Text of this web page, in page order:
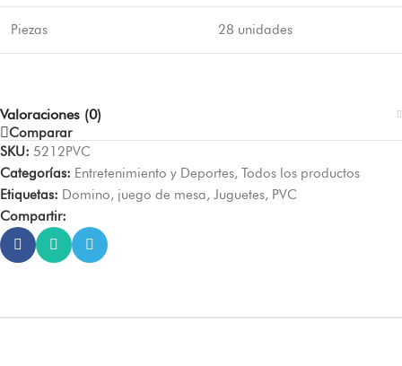
Piezas 28 unidades
Valoraciones (0)
Comparar
SKU: 5212PVC
Categorías: Entretenimiento y Deportes, Todos los productos
Etiquetas: Domino, juego de mesa, Juguetes, PVC
Compartir: